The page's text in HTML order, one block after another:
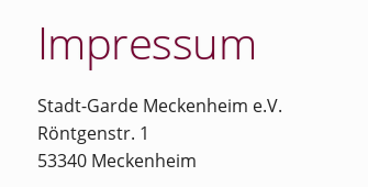
Impressum
Stadt-Garde Meckenheim e.V.
Röntgenstr. 1
53340 Meckenheim